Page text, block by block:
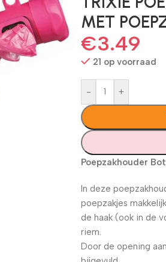
MET
€3.49
21 op voorraad
- +
Poepzakhouder
In deze
poepzakjes
de haak (ook in de
riem.
Door de opening